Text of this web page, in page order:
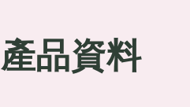
產品資料